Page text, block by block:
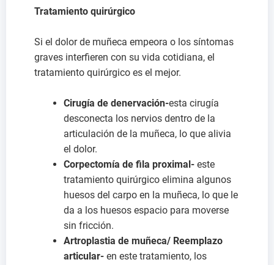
Tratamiento quirúrgico
Si el dolor de muñeca empeora o los síntomas
graves interfieren con su vida cotidiana, el
tratamiento quirúrgico es el mejor.
Cirugía de denervación-esta cirugía
desconecta los nervios dentro de la
articulación de la muñeca, lo que alivia
el dolor.
Corpectomía de fila proximal- este
tratamiento quirúrgico elimina algunos
huesos del carpo en la muñeca, lo que le
da a los huesos espacio para moverse
sin fricción.
Artroplastia de muñeca/ Reemplazo
articular- en este tratamiento, los